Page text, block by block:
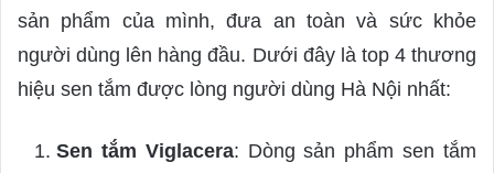
sản phẩm của mình, đưa an toàn và sức khỏe
người dùng lên hàng đầu. Dưới đây là top 4 thương
hiệu sen tắm được lòng người dùng Hà Nội nhất:
Sen tắm Viglacera: Dòng sản phẩm sen tắm